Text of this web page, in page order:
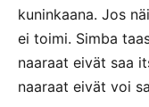
kuninkaana. Jos
ei toimi. Simba
naaraat eivät saa
naaraat eivät voi